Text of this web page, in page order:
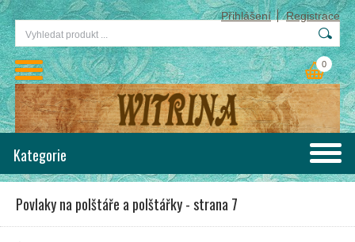
Přihlášení Registrace
0
Kategorie
Povlaky na polštáře a polštářky - strana 7